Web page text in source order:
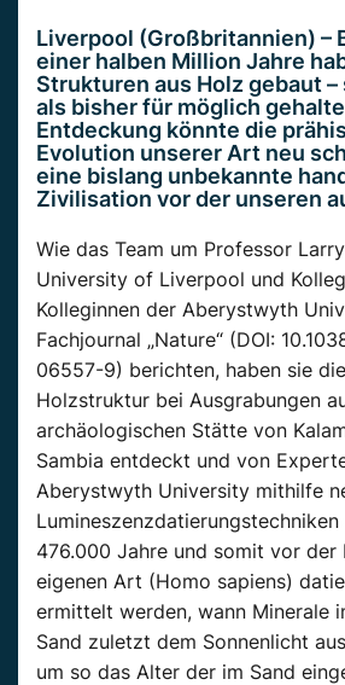
Liverpool (Großbritannien) –
einer halben Million Jahre
Strukturen aus Holz gebaut
als bisher für möglich
Entdeckung könnte die
Evolution unserer Art neu
eine bislang unbekannte
Zivilisation vor der unseren
Wie das Team um Professor
University of Liverpool und
Kolleginnen der Aberystwyth
Fachjournal „Nature“ (DOI:
06557-9) berichten, haben sie
Holzstruktur bei Ausgrabungen
archäologischen Stätte von
Sambia entdeckt und von
Aberystwyth University mithilfe
476.000 Jahre und somit vor der
eigenen Art (Homo sapiens)
ermittelt werden, wann Minerale
Sand zuletzt dem Sonnenlicht
um so das Alter der im Sand